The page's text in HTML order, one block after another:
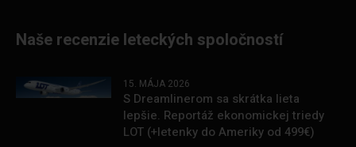
Naše recenzie leteckých spoločností
15. MÁJA 2026
S Dreamlinerom sa skrátka lieta
lepšie. Reportáž ekonomickej triedy
LOT (+letenky do Ameriky od 499€)